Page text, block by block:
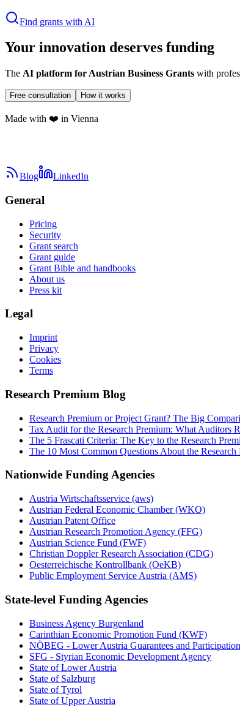
Find grants with AI
Your innovation deserves funding
The AI platform for Austrian Business Grants with
Free consultation How it works
Made with ❤️ in Vienna
Blog LinkedIn
General
Pricing
Security
Grant search
Grant guide
Grant Bible and handbooks
About us
Press kit
Legal
Imprint
Privacy
Cookies
Terms
Research Premium Blog
Research Premium or Project Grant? The Big
Tax Audit for the Research Premium: What Auditors
The 5 Frascati Criteria: The Key to the Research
The 10 Most Common Questions About the Research
Nationwide Funding Agencies
Austria Wirtschaftsservice (aws)
Austrian Federal Economic Chamber (WKO)
Austrian Patent Office
Austrian Research Promotion Agency (FFG)
Austrian Science Fund (FWF)
Christian Doppler Research Association (CDG)
Oesterreichische Kontrollbank (OeKB)
Public Employment Service Austria (AMS)
State-level Funding Agencies
Business Agency Burgenland
Carinthian Economic Promotion Fund (KWF)
NÖBEG - Lower Austria Guarantees and
SFG - Styrian Economic Development Agency
State of Lower Austria
State of Salzburg
State of Tyrol
State of Upper Austria